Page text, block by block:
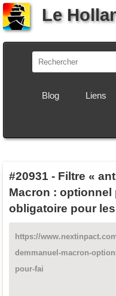
Le
Blog Liens
#20931 - Filtre «
Macron : optionnel
obligatoire pour les
https://
demmanuel-macron-
pour-fai